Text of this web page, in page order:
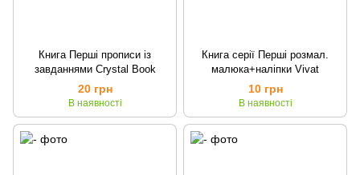
Книга Перші прописи із
завданнями Crystal Book
20 грн
В наявності
Книга серії Перші розмал.
малюка+наліпки Vivat
10 грн
В наявності